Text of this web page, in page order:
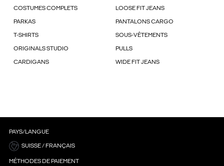
COSTUMES COMPLETS LOOSE FIT JEANS
PARKAS PANTALONS CARGO
T-SHIRTS SOUS-VÊTEMENTS
ORIGINALS STUDIO PULLS
CARDIGANS WIDE FIT JEANS
PAYS/LANGUE
SUISSE / FRANÇAIS
MÉTHODES DE PAIEMENT